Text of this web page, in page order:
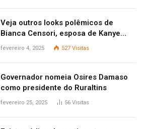
Veja outros looks polêmicos de
Bianca Censori, esposa de Kanye
West que apareceu nua no Grammy
fevereiro 4, 2025 527 Visitas
Governador nomeia Osires Damaso
como presidente do Ruraltins
fevereiro 25, 2025 56 Visitas